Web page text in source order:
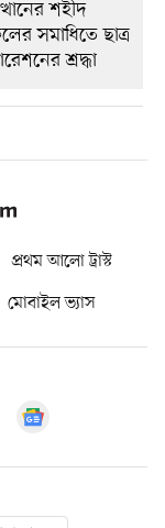
প্রথম আলো ট্রাস্ট
মোবাইল ভ্যাস